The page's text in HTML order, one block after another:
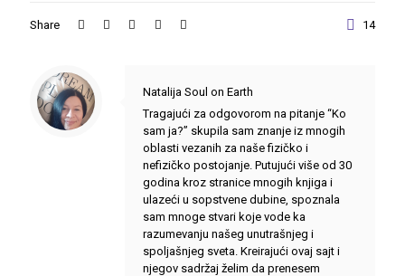
Share 14
Natalija Soul on Earth
Tragajući za odgovorom na pitanje “Ko
sam ja?” skupila sam znanje iz mnogih
oblasti vezanih za naše fizičko i
nefizičko postojanje. Putujući više od 30
godina kroz stranice mnogih knjiga i
ulazeći u sopstvene dubine, spoznala
sam mnoge stvari koje vode ka
razumevanju našeg unutrašnjeg i
spoljašnjeg sveta. Kreirajući ovaj sajt i
njegov sadržaj želim da prenesem